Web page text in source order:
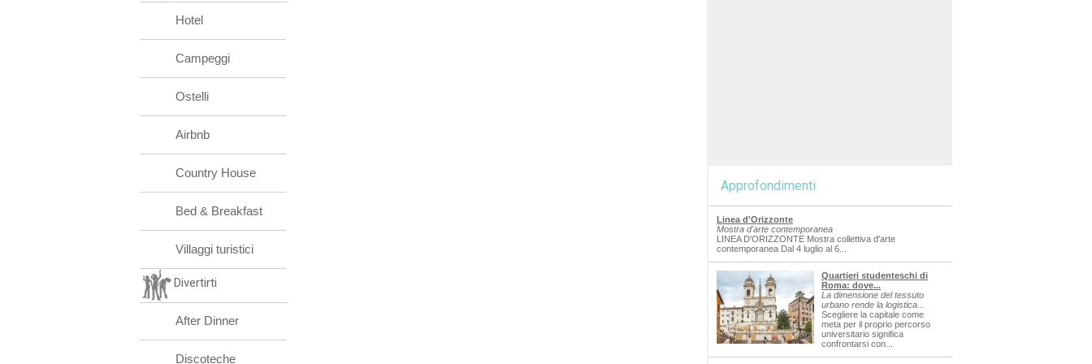
Hotel
Campeggi
Ostelli
Airbnb
Country House
Bed & Breakfast
Villaggi turistici
Divertirti
After Dinner
Discoteche
Approfondimenti
Linea d'Orizzonte
Mostra d'arte contemporanea
LINEA D'ORIZZONTE Mostra collettiva d'arte
contemporanea Dal 4 luglio al 6...
Quartieri studenteschi di
Roma: dove...
La dimensione del tessuto
urbano rende la logistica...
Scegliere la capitale come
meta per il proprio percorso
universitario significa
confrontarsi con...